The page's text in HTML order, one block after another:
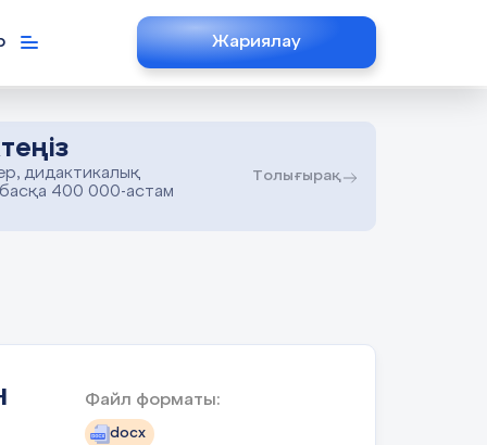
Жариялау
дидактикалық
400 000-астам
Толығырақ
Файл форматы:
docx